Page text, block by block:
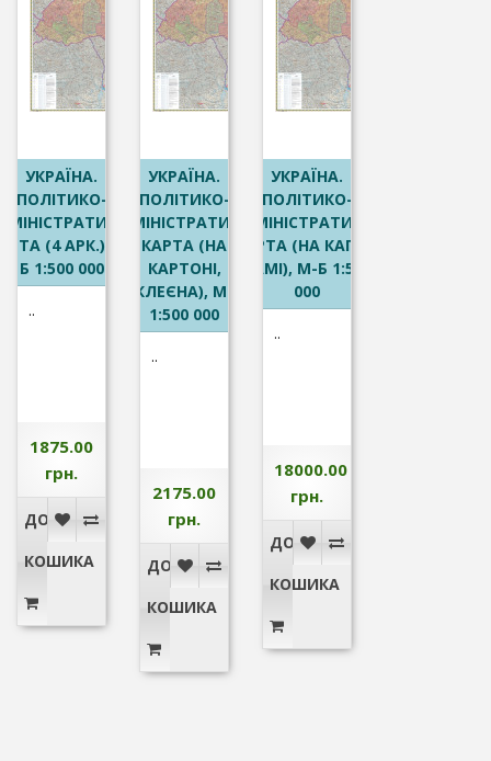
УКРАЇНА.
ПОЛІТИКО-
(4 АРК.), М-
Б 1:500 000
..
1875.00
грн.
ДО
КОШИКА
УКРАЇНА.
ПОЛІТИКО-
АДМІНІСТРАТИВНА
КАРТА (НА
КАРТОНІ,
СКЛЕЄНА), М-Б
1:500 000
..
2175.00
грн.
ДО
КОШИКА
УКРАЇНА.
ПОЛІТИКО-
АДМІНІСТРАТИВНА
КАРТА (НА КАПІ, В
РАМІ), М-Б 1:500
000
..
18000.00
грн.
ДО
КОШИКА